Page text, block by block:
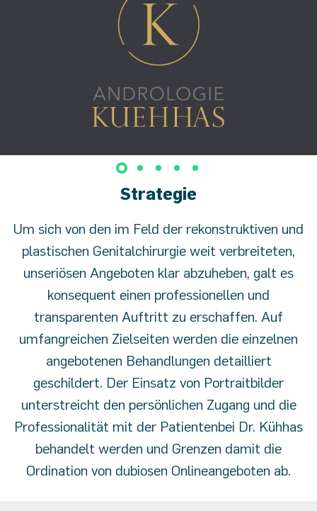
Strategie
Um sich von den im Feld der rekonstruktiven und
plastischen Genitalchirurgie weit verbreiteten,
unseriösen Angeboten klar abzuheben, galt es
konsequent einen professionellen und
transparenten Auftritt zu erschaffen. Auf
umfangreichen Zielseiten werden die einzelnen
angebotenen Behandlungen detailliert
geschildert. Der Einsatz von Portraitbilder
unterstreicht den persönlichen Zugang und die
Professionalität mit der Patientenbei Dr. Kühhas
behandelt werden und Grenzen damit die
Ordination von dubiosen Onlineangeboten ab.